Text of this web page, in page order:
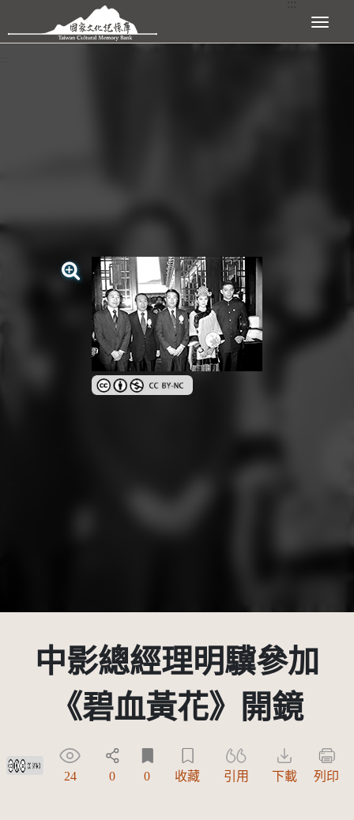
跳到主要內容區塊 展開選單
創用CC姓名標示-非商業性 3.0 台灣及其後版
中影總經理明驥參加
《碧血黃花》開鏡
創用CC姓名標示-禁止改作 3.0 台灣及其後版本(CC BY-ND 3.0 TW +)
24 0 0 收藏 引用 下載 列印